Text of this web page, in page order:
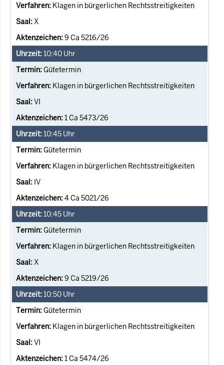
Klagen in bürgerlichen Rechtsstreitigkeiten
X
9 Ca 5216/26
10:40 Uhr
Gütetermin
Klagen in bürgerlichen Rechtsstreitigkeiten
VI
1 Ca 5473/26
10:45 Uhr
Gütetermin
Klagen in bürgerlichen Rechtsstreitigkeiten
IV
4 Ca 5021/26
10:45 Uhr
Gütetermin
Klagen in bürgerlichen Rechtsstreitigkeiten
X
9 Ca 5219/26
10:50 Uhr
Gütetermin
Klagen in bürgerlichen Rechtsstreitigkeiten
VI
1 Ca 5474/26